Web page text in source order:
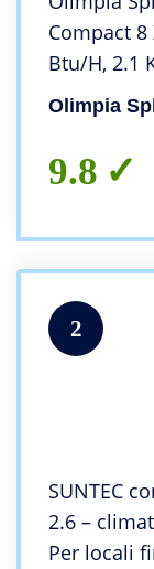
Compact
Btu/H, 2.1
Cm
Olimpia
9.8
2
SUNTEC
2.6 –
Per locali